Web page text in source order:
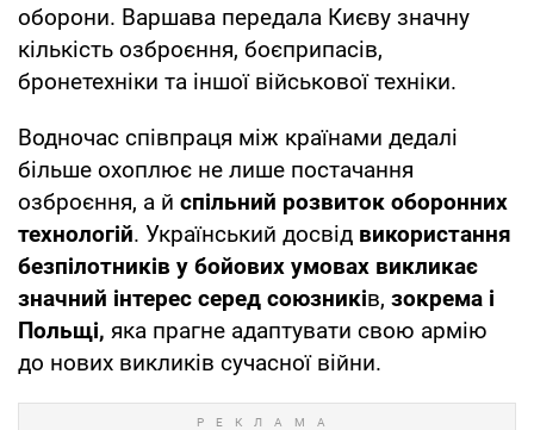
оборони. Варшава передала Києву значну
кількість озброєння, боєприпасів,
бронетехніки та іншої військової техніки.
Водночас співпраця між країнами дедалі
більше охоплює не лише постачання
озброєння, а й спільний розвиток оборонних
технологій. Український досвід використання
безпілотників у бойових умовах викликає
значний інтерес серед союзників, зокрема і
Польщі, яка прагне адаптувати свою армію
до нових викликів сучасної війни.